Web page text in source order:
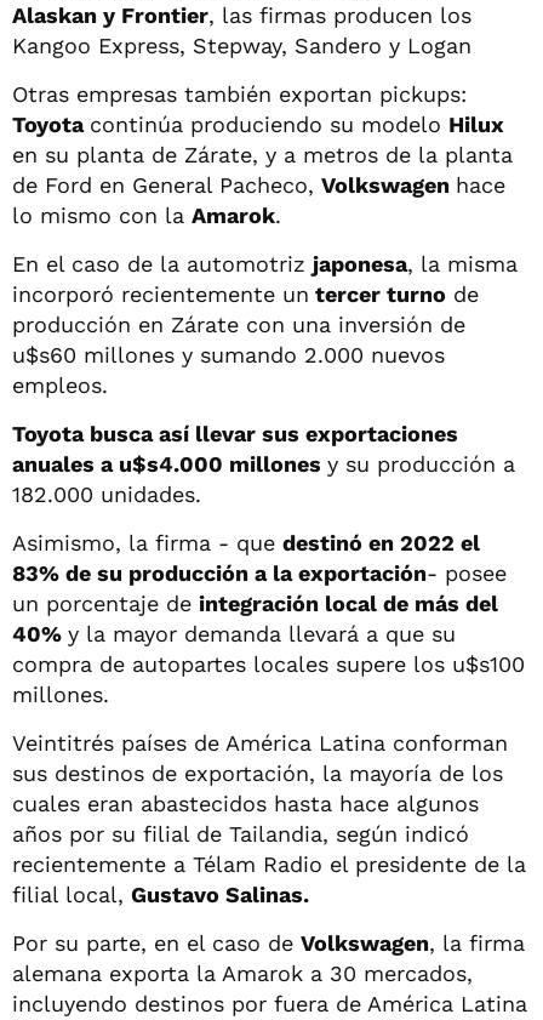
Alaskan y Frontier, las firmas producen los
Kangoo Express, Stepway, Sandero y Logan
Otras empresas también exportan pickups:
Toyota continúa produciendo su modelo Hilux
en su planta de Zárate, y a metros de la planta
de Ford en General Pacheco, Volkswagen hace
lo mismo con la Amarok.
En el caso de la automotriz japonesa, la misma
incorporó recientemente un tercer turno de
producción en Zárate con una inversión de
u$s60 millones y sumando 2.000 nuevos
empleos.
Toyota busca así llevar sus exportaciones
anuales a u$s4.000 millones y su producción a
182.000 unidades.
Asimismo, la firma - que destinó en 2022 el
83% de su producción a la exportación- posee
un porcentaje de integración local de más del
40% y la mayor demanda llevará a que su
compra de autopartes locales supere los u$s100
millones.
Veintitrés países de América Latina conforman
sus destinos de exportación, la mayoría de los
cuales eran abastecidos hasta hace algunos
años por su filial de Tailandia, según indicó
recientemente a Télam Radio el presidente de la
filial local, Gustavo Salinas.
Por su parte, en el caso de Volkswagen, la firma
alemana exporta la Amarok a 30 mercados,
incluyendo destinos por fuera de América Latina